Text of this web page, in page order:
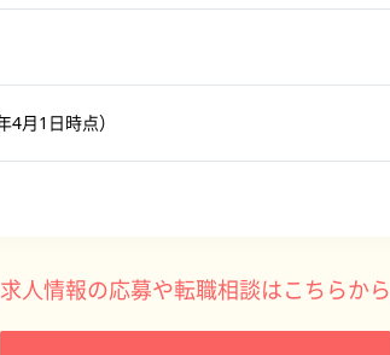
月1日時点）
求人情報の応募や転職相談はこちらから